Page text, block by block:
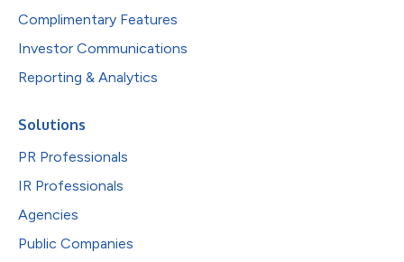
Complimentary Features
Investor Communications
Reporting & Analytics
Solutions
PR Professionals
IR Professionals
Agencies
Public Companies